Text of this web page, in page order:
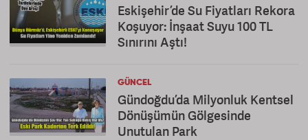
Eskişehir’de Su Fiyatları Rekora
Koşuyor: İnşaat Suyu 100 TL
Sınırını Aştı!
GÜNCEL
Gündoğdu’da Milyonluk Kentsel
Dönüşümün Gölgesinde
Unutulan Park